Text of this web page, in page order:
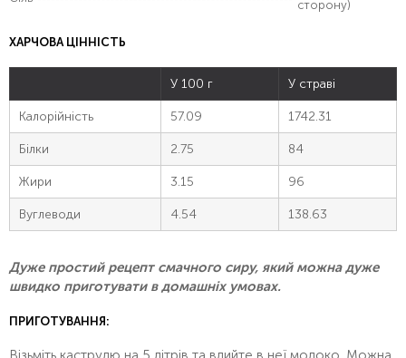
сторону)
ХАРЧОВА ЦІННІСТЬ
У 100 г У страві
Калорійність 57.09 1742.31
Білки 2.75 84
Жири 3.15 96
Вуглеводи 4.54 138.63
Дуже простий рецепт смачного сиру, який можна дуже
швидко приготувати в домашніх умовах.
ПРИГОТУВАННЯ: